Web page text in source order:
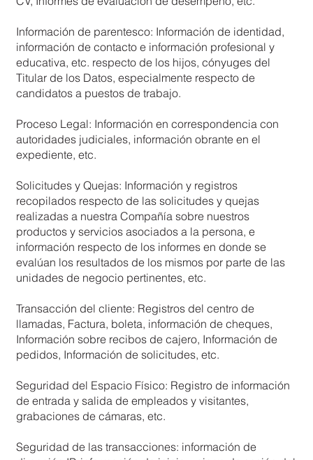
Información de parentesco: Información de identidad,
información de contacto e información profesional y
educativa, etc. respecto de los hijos, cónyuges del
Titular de los Datos, especialmente respecto de
candidatos a puestos de trabajo.
Proceso Legal: Información en correspondencia con
autoridades judiciales, información obrante en el
expediente, etc.
Solicitudes y Quejas: Información y registros
recopilados respecto de las solicitudes y quejas
realizadas a nuestra Compañía sobre nuestros
productos y servicios asociados a la persona, e
información respecto de los informes en donde se
evalúan los resultados de los mismos por parte de las
unidades de negocio pertinentes, etc.
Transacción del cliente: Registros del centro de
llamadas, Factura, boleta, información de cheques,
Información sobre recibos de cajero, Información de
pedidos, Información de solicitudes, etc.
Seguridad del Espacio Físico: Registro de información
de entrada y salida de empleados y visitantes,
grabaciones de cámaras, etc.
Seguridad de las transacciones: información de